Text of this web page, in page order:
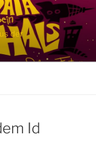
der
Id